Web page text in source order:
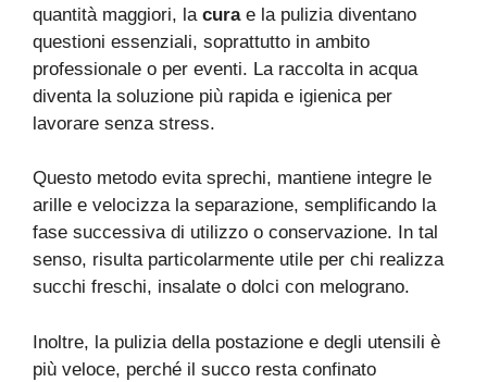
quantità maggiori, la curae la pulizia diventano
questioni essenziali, soprattutto in ambito
professionale o per eventi. La raccolta in acqua
diventa la soluzione più rapida e igienica per
lavorare senza stress.
Questo metodo evita sprechi, mantiene integre le
arille e velocizza la separazione, semplificando la
fase successiva di utilizzo o conservazione. In tal
senso, risulta particolarmente utile per chi realizza
succhi freschi, insalate o dolci con melograno.
Inoltre, la pulizia della postazione e degli utensili è
più veloce, perché il succo resta confinato